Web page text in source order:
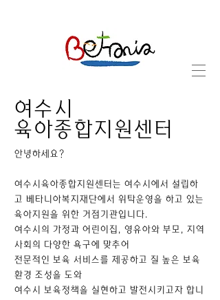
​여수시
육아종합지원센터
안녕하세요?
여수시육아종합지원센터는 여수시에서 설립하
고 베타니아복지재단에서 위탁운영을 하고 있는
육아지원을 위한 거점기관입니다.
여수시의 가정과 어린이집, 영유아와 부모, 지역
사회의 다양한 욕구에 맞추어
전문적인 보육 서비스를 제공하고 질 높은 보육
환경 조성을 도와
여수시 보육정책을 실현하고 발전시키고자 합니